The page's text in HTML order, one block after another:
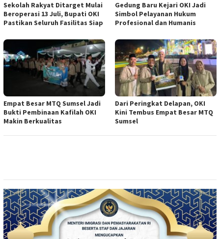
Sekolah Rakyat Ditarget Mulai
Beroperasi 13 Juli, Bupati OKI
Pastikan Seluruh Fasilitas Siap
Gedung Baru Kejari OKI Jadi
Simbol Pelayanan Hukum
Profesional dan Humanis
Empat Besar MTQ Sumsel Jadi
Bukti Pembinaan Kafilah OKI
Makin Berkualitas
Dari Peringkat Delapan, OKI
Kini Tembus Empat Besar MTQ
Sumsel